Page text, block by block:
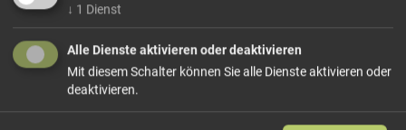
Zutaten:
Brüheextrakt aus pflanzlichen Proteinen ausSoja
Mais, gehärtetes...
↓ 1 Dienst
Alle Dienste aktivieren oder deaktivieren
Mit diesem Schalter können Sie alle Dienste aktivieren oder
deaktivieren.